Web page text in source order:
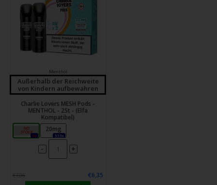
Menthol
Außerhalb der Reichweite
von Kindern aufbewahren
Charlie Lovers MESH Pods -
MENTHOL - 2St - (Elfa
Kompatibel)
10mg
0x
20mg
333x
- +
€7,06
€6,35